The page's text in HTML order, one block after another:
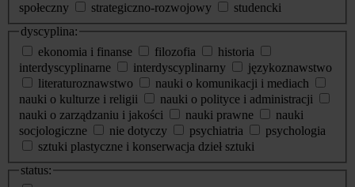
społeczny
strategiczno-rozwojowy
studencki
dyscyplina:
ekonomia i finanse
filozofia
historia
interdyscyplinarne
interdyscyplinarny
językoznawstwo
literaturoznawstwo
nauki o komunikacji i mediach
nauki o kulturze i religii
nauki o polityce i administracji
nauki o zarządzaniu i jakości
nauki prawne
nauki
socjologiczne
nie dotyczy psychiatria
psychologia
sztuki plastyczne i konserwacja dzieł sztuki
status: